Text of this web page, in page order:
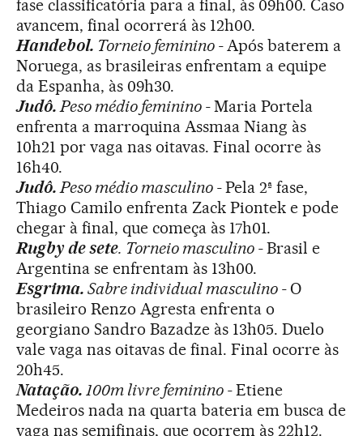
fase classificatória para a final, às 09h00. Caso
avancem, final ocorrerá às 12h00.
Handebol. Torneio feminino - Após baterem a
Noruega, as brasileiras enfrentam a equipe
da Espanha, às 09h30.
Judô. Peso médio feminino -Maria Portela
enfrenta a marroquina Assmaa Niang às
10h21 por vaga nas oitavas. Final ocorre às
16h40.
Judô. Peso médio masculino -Pela 2ª fase,
Thiago Camilo enfrenta Zack Piontek e pode
chegar à final, que começa às 17h01.
Rugby de sete. Torneio masculino -Brasil e
Argentina se enfrentam às 13h00.
Esgrima. Sabre individual masculino - O
brasileiro Renzo Agresta enfrenta o
georgiano Sandro Bazadze às 13h05. Duelo
vale vaga nas oitavas de final. Final ocorre às
20h45.
Natação. 100m livre feminino -Etiene
Medeiros nada na quarta bateria em busca de
vaga nas semifinais, que ocorrem às 22h12.